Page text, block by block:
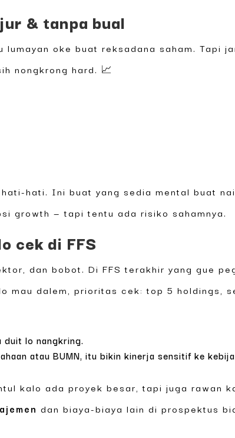
& tanpa bual
lumayan oke buat reksadana saham. Tapi
nongkrong hard. 📈
hati. Ini buat yang sedia mental buat
growth — tapi tentu ada risiko sahamnya.
cek di FFS
dan bobot. Di FFS terakhir yang gue
mau dalem, prioritas cek: top 5 holdings,
duit lo nangkring.
atau BUMN, itu bikin kinerja sensitif ke
kalo ada proyek besar, tapi juga rawan
dan biaya-biaya lain di prospektus